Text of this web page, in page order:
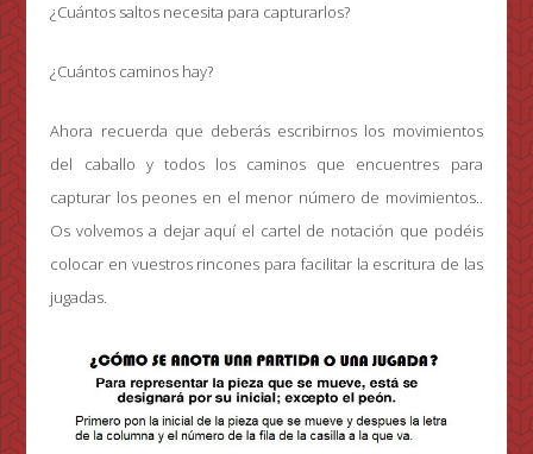
¿Cuántos saltos necesita para capturarlos?
¿Cuántos caminos hay?
Ahora recuerda que deberás escribirnos los movimientos
del caballo y todos los caminos que encuentres para
capturar los peones en el menor número de movimientos..
Os volvemos a dejar aquí el cartel de notación que podéis
colocar en vuestros rincones para facilitar la escritura de las
jugadas.